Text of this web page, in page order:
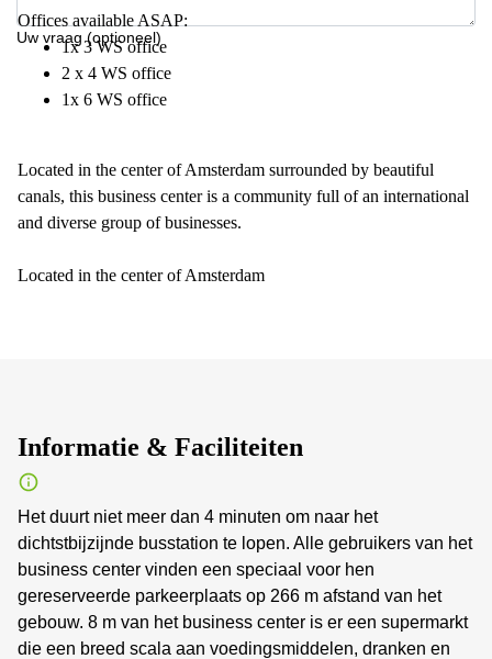
Uw vraag (optioneel)
Offices available ASAP:
1x 3 WS office
2 x 4 WS office
1x 6 WS office
Located in the center of Amsterdam surrounded by beautiful
canals, this business center is a community full of an international
and diverse group of businesses.
Located in the center of Amsterdam
Informatie & Faciliteiten
Het duurt niet meer dan 4 minuten om naar het
dichtstbijzijnde busstation te lopen. Alle gebruikers van het
business center vinden een speciaal voor hen
gereserveerde parkeerplaats op 266 m afstand van het
gebouw. 8 m van het business center is er een supermarkt
die een breed scala aan voedingsmiddelen, dranken en